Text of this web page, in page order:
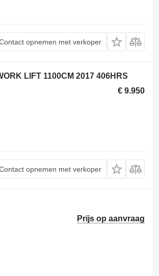
opnemen met verkoper
LIFT 1100CM 2017 406HRS
€ 9.950
opnemen met verkoper
Prijs op aanvraag